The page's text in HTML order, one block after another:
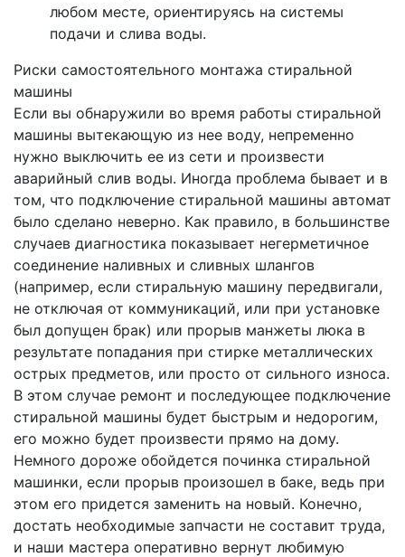
любом месте, ориентируясь на системы
подачи и слива воды.
Риски самостоятельного монтажа стиральной
машины
Если вы обнаружили во время работы стиральной
машины вытекающую из нее воду, непременно
нужно выключить ее из сети и произвести
аварийный слив воды. Иногда проблема бывает и в
том, что подключение стиральной машины автомат
было сделано неверно. Как правило, в большинстве
случаев диагностика показывает негерметичное
соединение наливных и сливных шлангов
(например, если стиральную машину передвигали,
не отключая от коммуникаций, или при установке
был допущен брак) или прорыв манжеты люка в
результате попадания при стирке металлических
острых предметов, или просто от сильного износа.
В этом случае ремонт и последующее подключение
стиральной машины будет быстрым и недорогим,
его можно будет произвести прямо на дому.
Немного дороже обойдется починка стиральной
машинки, если прорыв произошел в баке, ведь при
этом его придется заменить на новый. Конечно,
достать необходимые запчасти не составит труда,
и наши мастера оперативно вернут любимую